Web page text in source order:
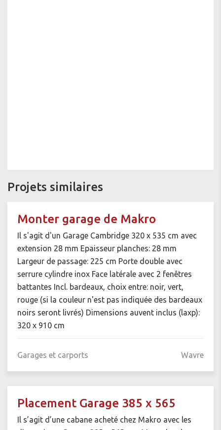
Projets similaires
Monter garage de Makro
Il s'agit d'un Garage Cambridge 320 x 535 cm avec
extension 28 mm Epaisseur planches: 28 mm
Largeur de passage: 225 cm Porte double avec
serrure cylindre inox Face latérale avec 2 fenêtres
battantes Incl. bardeaux, choix entre: noir, vert,
rouge (si la couleur n'est pas indiquée des bardeaux
noirs seront livrés) Dimensions auvent inclus (laxp):
320 x 910 cm
Garages et carports Wavre
Placement Garage 385 x 565
Il s’agit d’une cabane acheté chez Makro avec les